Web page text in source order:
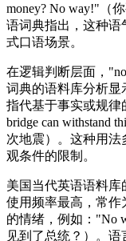
money? No way!"（
语词典指出，这种语
式口语场景。
在逻辑判断层面，
词典的语料库分析显
指代基于事实或规律
bridge can withstand
次地震）。这种用
观条件的限制。
美国当代英语语料库
使用频率最高，常作
的情绪，例如："No
见到了总统？）。